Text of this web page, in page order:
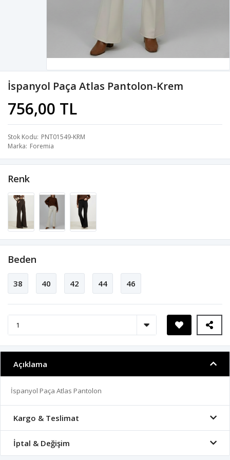
İspanyol Paça Atlas Pantolon-Krem
756,00 TL
Stok Kodu PNT01549-KRM
Marka Foremia
Renk
Beden
38 40 42 44 46
Açıklama
İspanyol Paça Atlas Pantolon
Kargo & Teslimat
İptal & Değişim